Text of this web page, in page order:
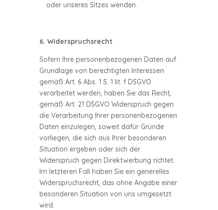
oder unseres Sitzes wenden.
6. Widerspruchsrecht
Sofern Ihre personenbezogenen Daten auf
Grundlage von berechtigten Interessen
gemäß Art. 6 Abs. 1 S. 1 lit. f DSGVO
verarbeitet werden, haben Sie das Recht,
gemäß Art. 21 DSGVO Widerspruch gegen
die Verarbeitung Ihrer personenbezogenen
Daten einzulegen, soweit dafür Gründe
vorliegen, die sich aus Ihrer besonderen
Situation ergeben oder sich der
Widerspruch gegen Direktwerbung richtet.
Im letzteren Fall haben Sie ein generelles
Widerspruchsrecht, das ohne Angabe einer
besonderen Situation von uns umgesetzt
wird.